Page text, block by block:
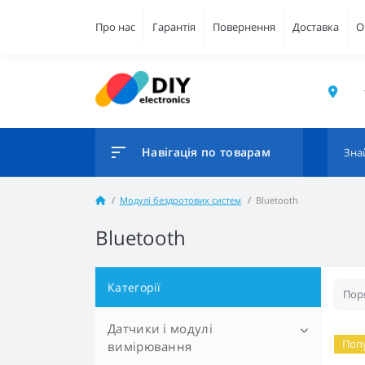
Про нас Гарантія Повернення Доставка
Навігація по товарам
Модулі бездротових систем Bluetooth
Bluetooth
Категорії
Датчики і модулі
вимірювання